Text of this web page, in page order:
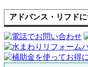
アドバンス・リフド